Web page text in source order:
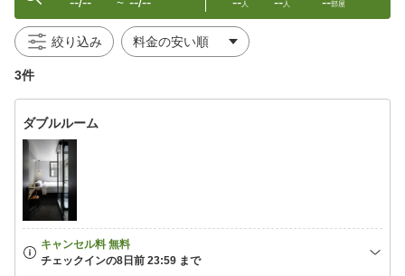
〜 人 人 部屋
絞り込み
3件
ダブルルーム